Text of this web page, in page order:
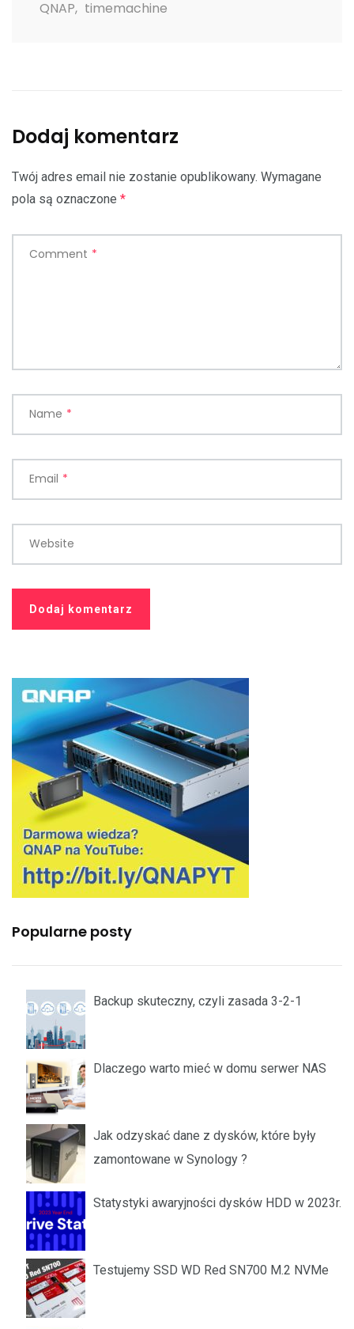
QNAP, timemachine
Dodaj komentarz
Twój adres email nie zostanie opublikowany. Wymagane
pola są oznaczone *
Comment *
Name *
Email *
Website
Popularne posty
Backup skuteczny, czyli zasada 3-2-1
Dlaczego warto mieć w domu serwer NAS
Jak odzyskać dane z dysków, które były
zamontowane w Synology ?
Statystyki awaryjności dysków HDD w 2023r.
Testujemy SSD WD Red SN700 M.2 NVMe